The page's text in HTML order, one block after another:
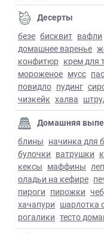
Десерты
безе бисквит вафли
домашнее варенье
конфитюр крем для
мороженое мусс
повидло пудинг
чизкейк халва
Домашняя
блины начинка для
булочки ватрушки
кексы маффины
оладьи на кефире
пироги пирожки
хачапури шарлотка
рогалики тесто